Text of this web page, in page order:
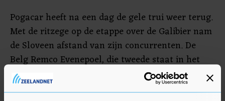
Pogacar heeft na een dag de gele trui weer terug.
Met de ritzege op de etappe over de Galibier nam
de Sloveen afstand van zijn concurrenten. De
Belg Remco Evenepoel, die tweede staat in het
algemeen klassement, draagt de witte
jongerentrui.